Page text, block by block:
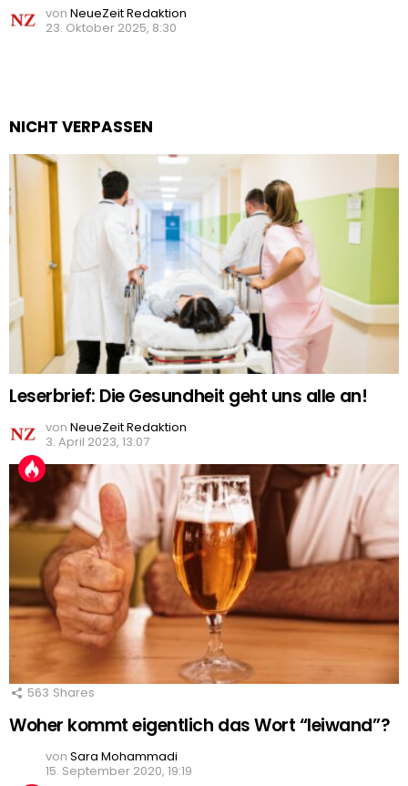
von NeueZeit Redaktion
23. Oktober 2025, 8:30
NICHT VERPASSEN
Leserbrief: Die Gesundheit geht uns alle an!
von NeueZeit Redaktion
3. April 2023, 13:07
563 Shares
Woher kommt eigentlich das Wort “leiwand”?
von Sara Mohammadi
15. September 2020, 19:19